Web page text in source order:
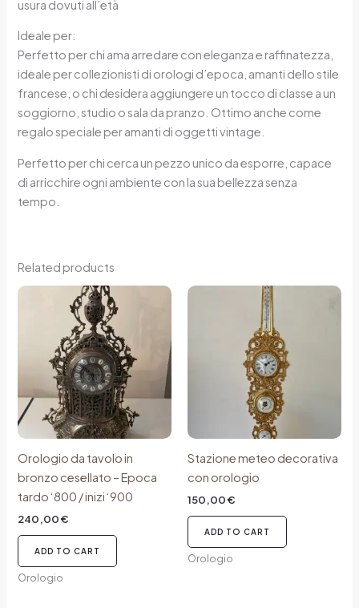
usura dovuti all’età
Ideale per:
Perfetto per chi ama arredare con eleganza e raffinatezza,
ideale per collezionisti di orologi d’epoca, amanti dello stile
francese, o chi desidera aggiungere un tocco di classe a un
soggiorno, studio o sala da pranzo. Ottimo anche come
regalo speciale per amanti di oggetti vintage.
Perfetto per chi cerca un pezzo unico da esporre, capace
di arricchire ogni ambiente con la sua bellezza senza
tempo.
Related products
Orologio da tavolo in
bronzo cesellato – Epoca
tardo ‘800 / inizi ‘900
240,00€
ADD TO CART
Orologio
Stazione meteo decorativa
con orologio
150,00€
ADD TO CART
Orologio